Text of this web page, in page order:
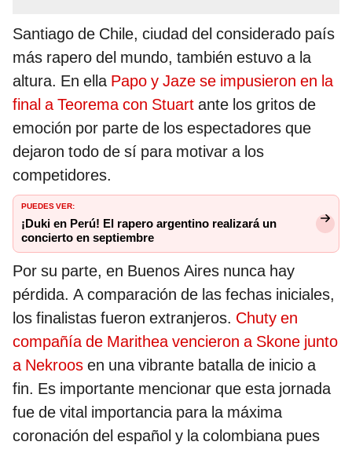
Santiago de Chile, ciudad del considerado país
más rapero del mundo, también estuvo a la
altura. En ella Papo y Jaze se impusieron en la
final a Teorema con Stuart ante los gritos de
emoción por parte de los espectadores que
dejaron todo de sí para motivar a los
competidores.
PUEDES VER:
¡Duki en Perú! El rapero argentino realizará un
concierto en septiembre
Por su parte, en Buenos Aires nunca hay
pérdida. A comparación de las fechas iniciales,
los finalistas fueron extranjeros. Chuty en
compañía de Marithea vencieron a Skone junto
a Nekroos en una vibrante batalla de inicio a
fin. Es importante mencionar que esta jornada
fue de vital importancia para la máxima
coronación del español y la colombiana pues